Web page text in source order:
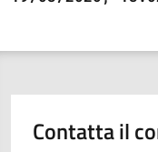
Contatta il